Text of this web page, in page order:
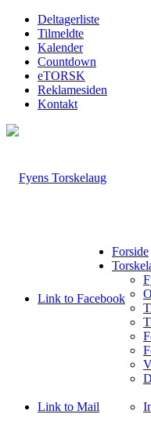
Deltagerliste
Tilmeldte
Kalender
Countdown
eTORSK
Reklamesiden
Kontakt
Link to Facebook
Link to Mail
Forside